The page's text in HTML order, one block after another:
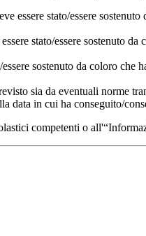
essere stato/essere
stato/essere sostenuto
sostenuto da coloro
sia da eventuali norme
data in cui ha conseguito/
competenti o